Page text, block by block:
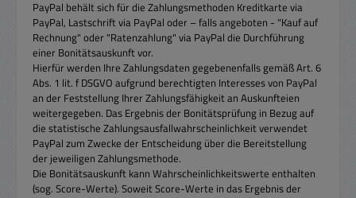
PayPal behält sich für die Zahlungsmethoden Kreditkarte via
PayPal, Lastschrift via PayPal oder – falls angeboten - "Kauf auf
Rechnung" oder "Ratenzahlung" via PayPal die Durchführung
einer Bonitätsauskunft vor.
Hierfür werden Ihre Zahlungsdaten gegebenenfalls gemäß Art. 6
Abs. 1 lit. f DSGVO aufgrund berechtigten Interesses von PayPal
an der Feststellung Ihrer Zahlungsfähigkeit an Auskunfteien
weitergegeben. Das Ergebnis der Bonitätsprüfung in Bezug auf
die statistische Zahlungsausfallwahrscheinlichkeit verwendet
PayPal zum Zwecke der Entscheidung über die Bereitstellung
der jeweiligen Zahlungsmethode.
Die Bonitätsauskunft kann Wahrscheinlichkeitswerte enthalten
(sog. Score-Werte). Soweit Score-Werte in das Ergebnis der